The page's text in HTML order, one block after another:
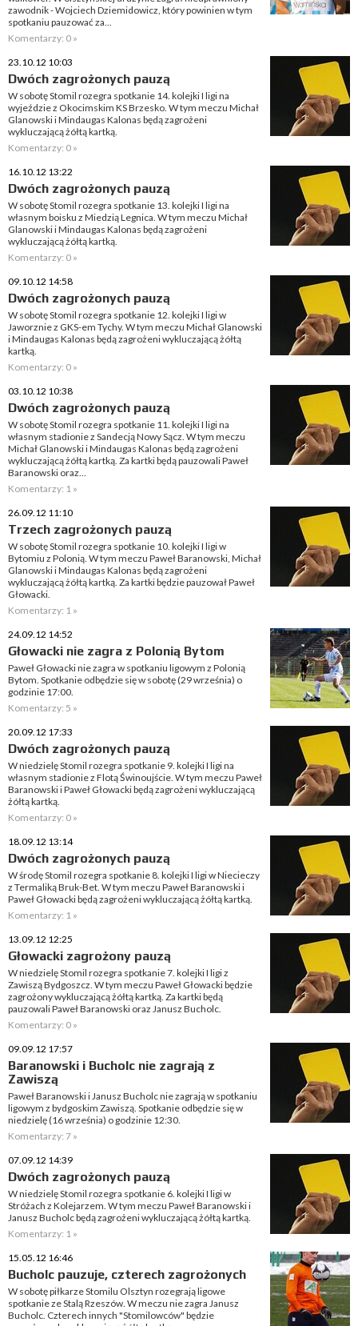
zawodnik - Wojciech Dziemidowicz, który powinien w tym
spotkaniu pauzować za...
Komentarzy: 0 »
23.10.12 10:03
Dwóch zagrożonych pauzą
W sobotę Stomil rozegra spotkanie 14. kolejki I ligi na
wyjeździe z Okocimskim KS Brzesko. W tym meczu Michał
Glanowski i Mindaugas Kalonas będą zagrożeni
wykluczającą żółtą kartką.
Komentarzy: 0 »
16.10.12 13:22
Dwóch zagrożonych pauzą
W sobotę Stomil rozegra spotkanie 13. kolejki I ligi na
własnym boisku z Miedzią Legnica. W tym meczu Michał
Glanowski i Mindaugas Kalonas będą zagrożeni
wykluczającą żółtą kartką.
Komentarzy: 0 »
09.10.12 14:58
Dwóch zagrożonych pauzą
W sobotę Stomil rozegra spotkanie 12. kolejki I ligi w
Jaworznie z GKS-em Tychy. W tym meczu Michał Glanowski
i Mindaugas Kalonas będą zagrożeni wykluczającą żółtą
kartką.
Komentarzy: 0 »
03.10.12 10:38
Dwóch zagrożonych pauzą
W sobotę Stomil rozegra spotkanie 11. kolejki I ligi na
własnym stadionie z Sandecją Nowy Sącz. W tym meczu
Michał Glanowski i Mindaugas Kalonas będą zagrożeni
wykluczającą żółtą kartką. Za kartki będą pauzowali Paweł
Baranowski oraz...
Komentarzy: 1 »
26.09.12 11:10
Trzech zagrożonych pauzą
W sobotę Stomil rozegra spotkanie 10. kolejki I ligi w
Bytomiu z Polonią. W tym meczu Paweł Baranowski, Michał
Glanowski i Mindaugas Kalonas będą zagrożeni
wykluczającą żółtą kartką. Za kartki będzie pauzował Paweł
Głowacki.
Komentarzy: 1 »
24.09.12 14:52
Głowacki nie zagra z Polonią Bytom
Paweł Głowacki nie zagra w spotkaniu ligowym z Polonią
Bytom. Spotkanie odbędzie się w sobotę (29 września) o
godzinie 17:00.
Komentarzy: 5 »
20.09.12 17:33
Dwóch zagrożonych pauzą
W niedzielę Stomil rozegra spotkanie 9. kolejki I ligi na
własnym stadionie z Flotą Świnoujście. W tym meczu Paweł
Baranowski i Paweł Głowacki będą zagrożeni wykluczającą
żółtą kartką.
Komentarzy: 0 »
18.09.12 13:14
Dwóch zagrożonych pauzą
W środę Stomil rozegra spotkanie 8. kolejki I ligi w Niecieczy
z Termaliką Bruk-Bet. W tym meczu Paweł Baranowski i
Paweł Głowacki będą zagrożeni wykluczającą żółtą kartką.
Komentarzy: 1 »
13.09.12 12:25
Głowacki zagrożony pauzą
W niedzielę Stomil rozegra spotkanie 7. kolejki I ligi z
Zawiszą Bydgoszcz. W tym meczu Paweł Głowacki będzie
zagrożony wykluczającą żółtą kartką. Za kartki będą
pauzowali Paweł Baranowski oraz Janusz Bucholc.
Komentarzy: 0 »
09.09.12 17:57
Baranowski i Bucholc nie zagrają z
Zawiszą
Paweł Baranowski i Janusz Bucholc nie zagrają w spotkaniu
ligowym z bydgoskim Zawiszą. Spotkanie odbędzie się w
niedzielę (16 września) o godzinie 12:30.
Komentarzy: 7 »
07.09.12 14:39
Dwóch zagrożonych pauzą
W niedzielę Stomil rozegra spotkanie 6. kolejki I ligi w
Stróżach z Kolejarzem. W tym meczu Paweł Baranowski i
Janusz Bucholc będą zagrożeni wykluczającą żółtą kartką.
Komentarzy: 1 »
15.05.12 16:46
Bucholc pauzuje, czterech zagrożonych
W sobotę piłkarze Stomilu Olsztyn rozegrają ligowe
spotkanie ze Stalą Rzeszów. W meczu nie zagra Janusz
Bucholc. Czterech innych "Stomilowców" będzie